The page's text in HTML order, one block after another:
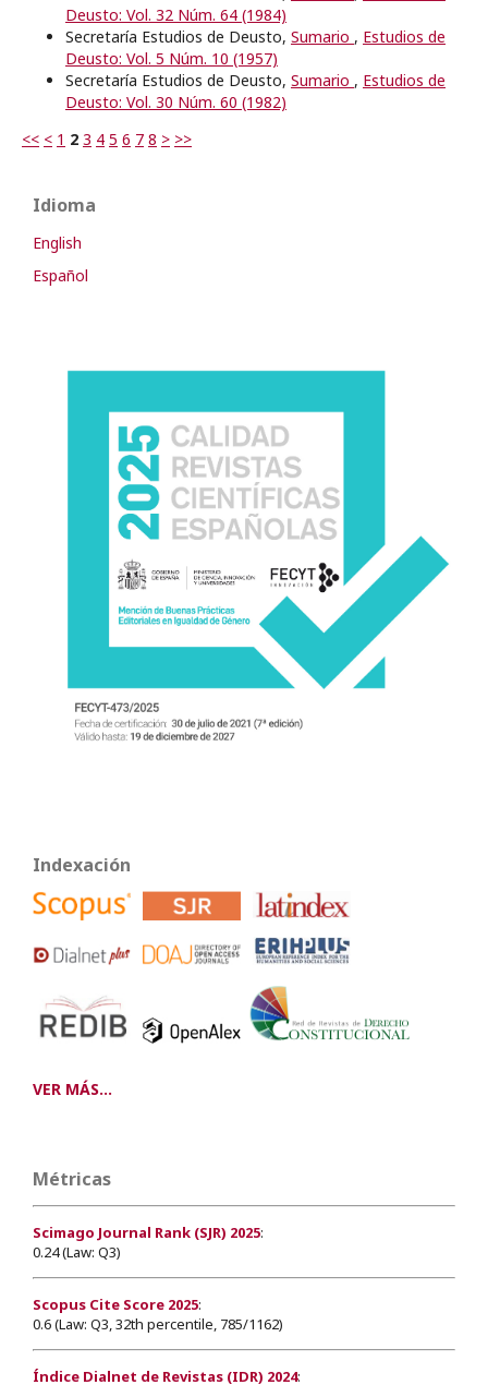
Deusto: Vol. 32 Núm. 64 (1984)
Secretaría Estudios de Deusto, Sumario , Estudios de
Deusto: Vol. 5 Núm. 10 (1957)
Secretaría Estudios de Deusto, Sumario , Estudios de
Deusto: Vol. 30 Núm. 60 (1982)
<< < 1 2 3 4 5 6 7 8 > >>
Idioma
English
Español
Indexación
VER MÁS...
Métricas
Scimago Journal Rank (SJR) 2025:
0.24 (Law: Q3)
Scopus Cite Score 2025:
0.6 (Law: Q3, 32th percentile, 785/1162)
Índice Dialnet de Revistas (IDR) 2024: